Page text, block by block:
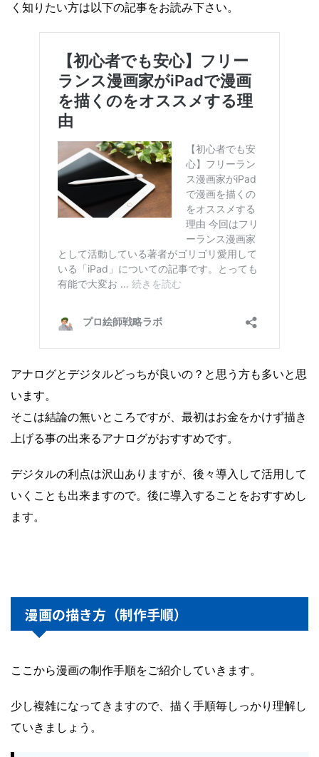
く知りたい方は以下の記事をお読み下さい。
アナログとデジタルどっちが良いの？と思う方も多いと思
います。
そこは結論の無いところですが、最初はお金をかけず描き
上げる事の出来るアナログがおすすめです。
デジタルの利点は沢山ありますが、後々導入して活用して
いくことも出来ますので。後に導入することをおすすめし
ます。
漫画の描き方（制作手順）
ここから漫画の制作手順をご紹介していきます。
少し複雑になってきますので、描く手順毎しっかり理解し
ていきましょう。